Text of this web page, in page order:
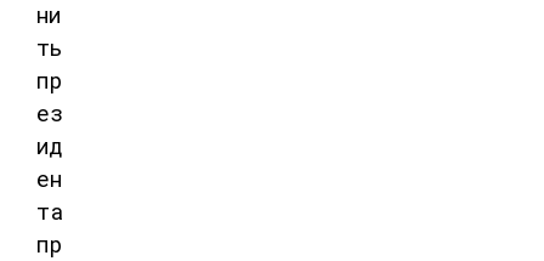
ни
ть
пр
ез
ид
ен
та
пр